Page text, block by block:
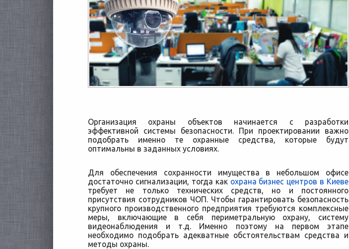
Организация охраны объектов начинается с разработки
эффективной системы безопасности. При проектировании важно
подобрать именно те охранные средства, которые будут
оптимальны в заданных условиях.
Для обеспечения сохранности имущества в небольшом офисе
достаточно сигнализации, тогда как охрана бизнес центров в Киеве
требует не только технических средств, но и постоянного
присутствия сотрудников ЧОП. Чтобы гарантировать безопасность
крупного производственного предприятия требуются комплексные
меры, включающие в себя периметральную охрану, систему
видеонаблюдения и т.д. Именно поэтому на первом этапе
необходимо подобрать адекватные обстоятельствам средства и
методы охраны.